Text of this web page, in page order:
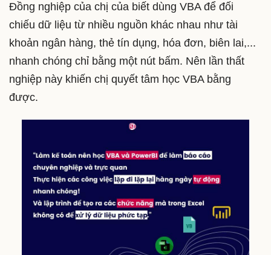
Đồng nghiệp của chị của biết dùng VBA để đối
chiếu dữ liệu từ nhiều nguồn khác nhau như tài
khoản ngân hàng, thẻ tín dụng, hóa đơn, biên lai,...
nhanh chóng chỉ bằng một nút bấm. Nên lần thất
nghiệp này khiến chị quyết tâm học VBA bằng
được.